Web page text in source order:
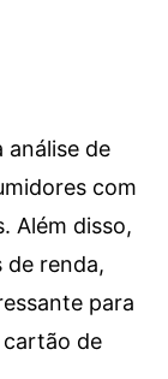
análise de
com
Além disso,
de renda,
para
cartão de